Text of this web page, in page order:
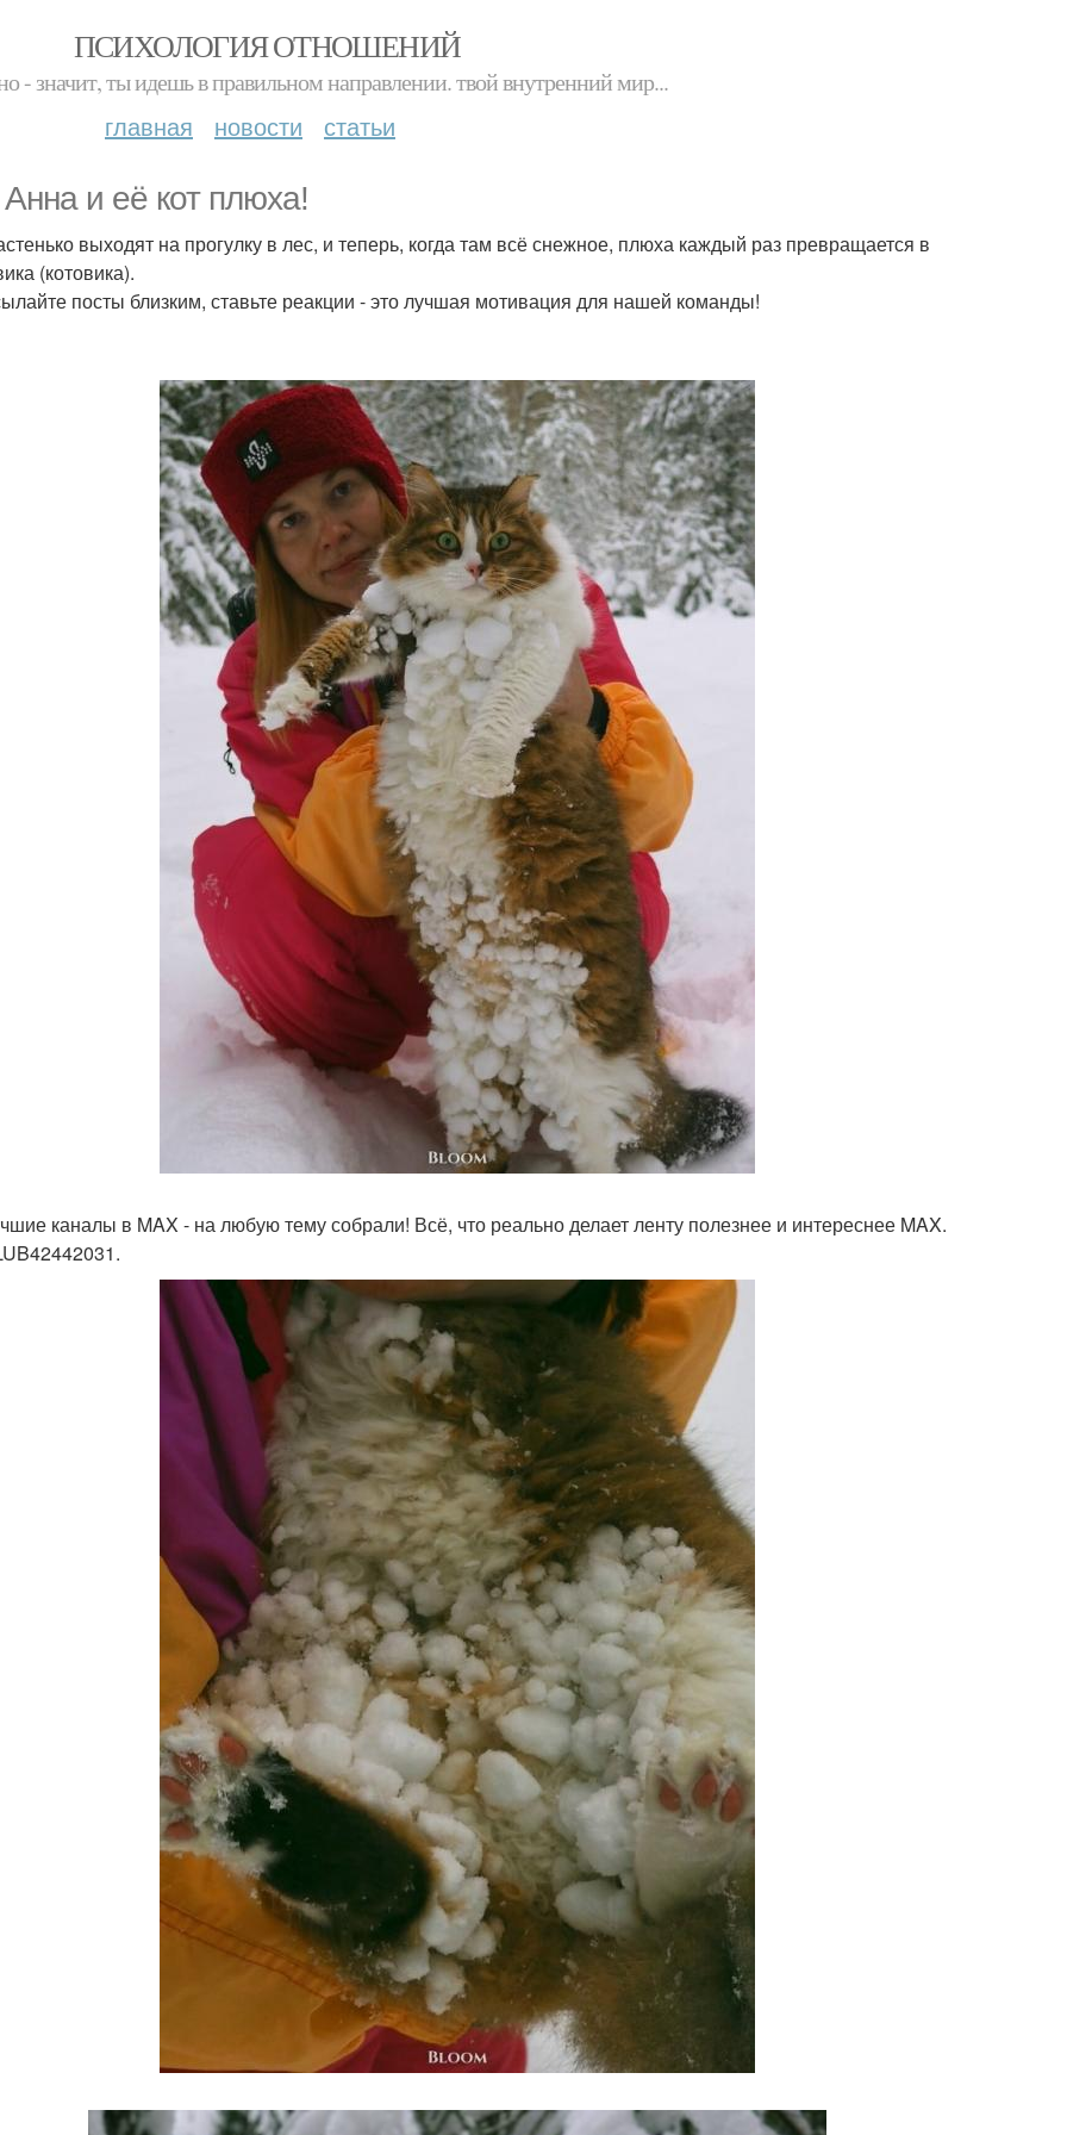
ПСИХОЛОГИЯ ОТНОШЕНИЙ
- значит, ты идешь в правильном направлении. твой внутренний мир...
главная новости статьи
и её кот плюха!
выходят на прогулку в лес, и теперь, когда там всё снежное, плюха каждый раз превращается в
(котовика).
посты близким, ставьте реакции - это лучшая мотивация для нашей команды!
каналы в MAX - на любую тему собрали! Всё, что реально делает ленту полезнее и интереснее MAX.